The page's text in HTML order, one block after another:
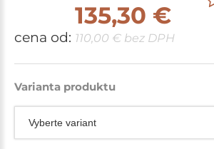
cena od:
135,30 €
110,00 € bez DPH
Varianta produktu